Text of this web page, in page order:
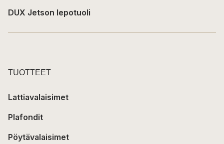
DUX Jetson lepotuoli
TUOTTEET
Lattiavalaisimet
Plafondit
Pöytävalaisimet